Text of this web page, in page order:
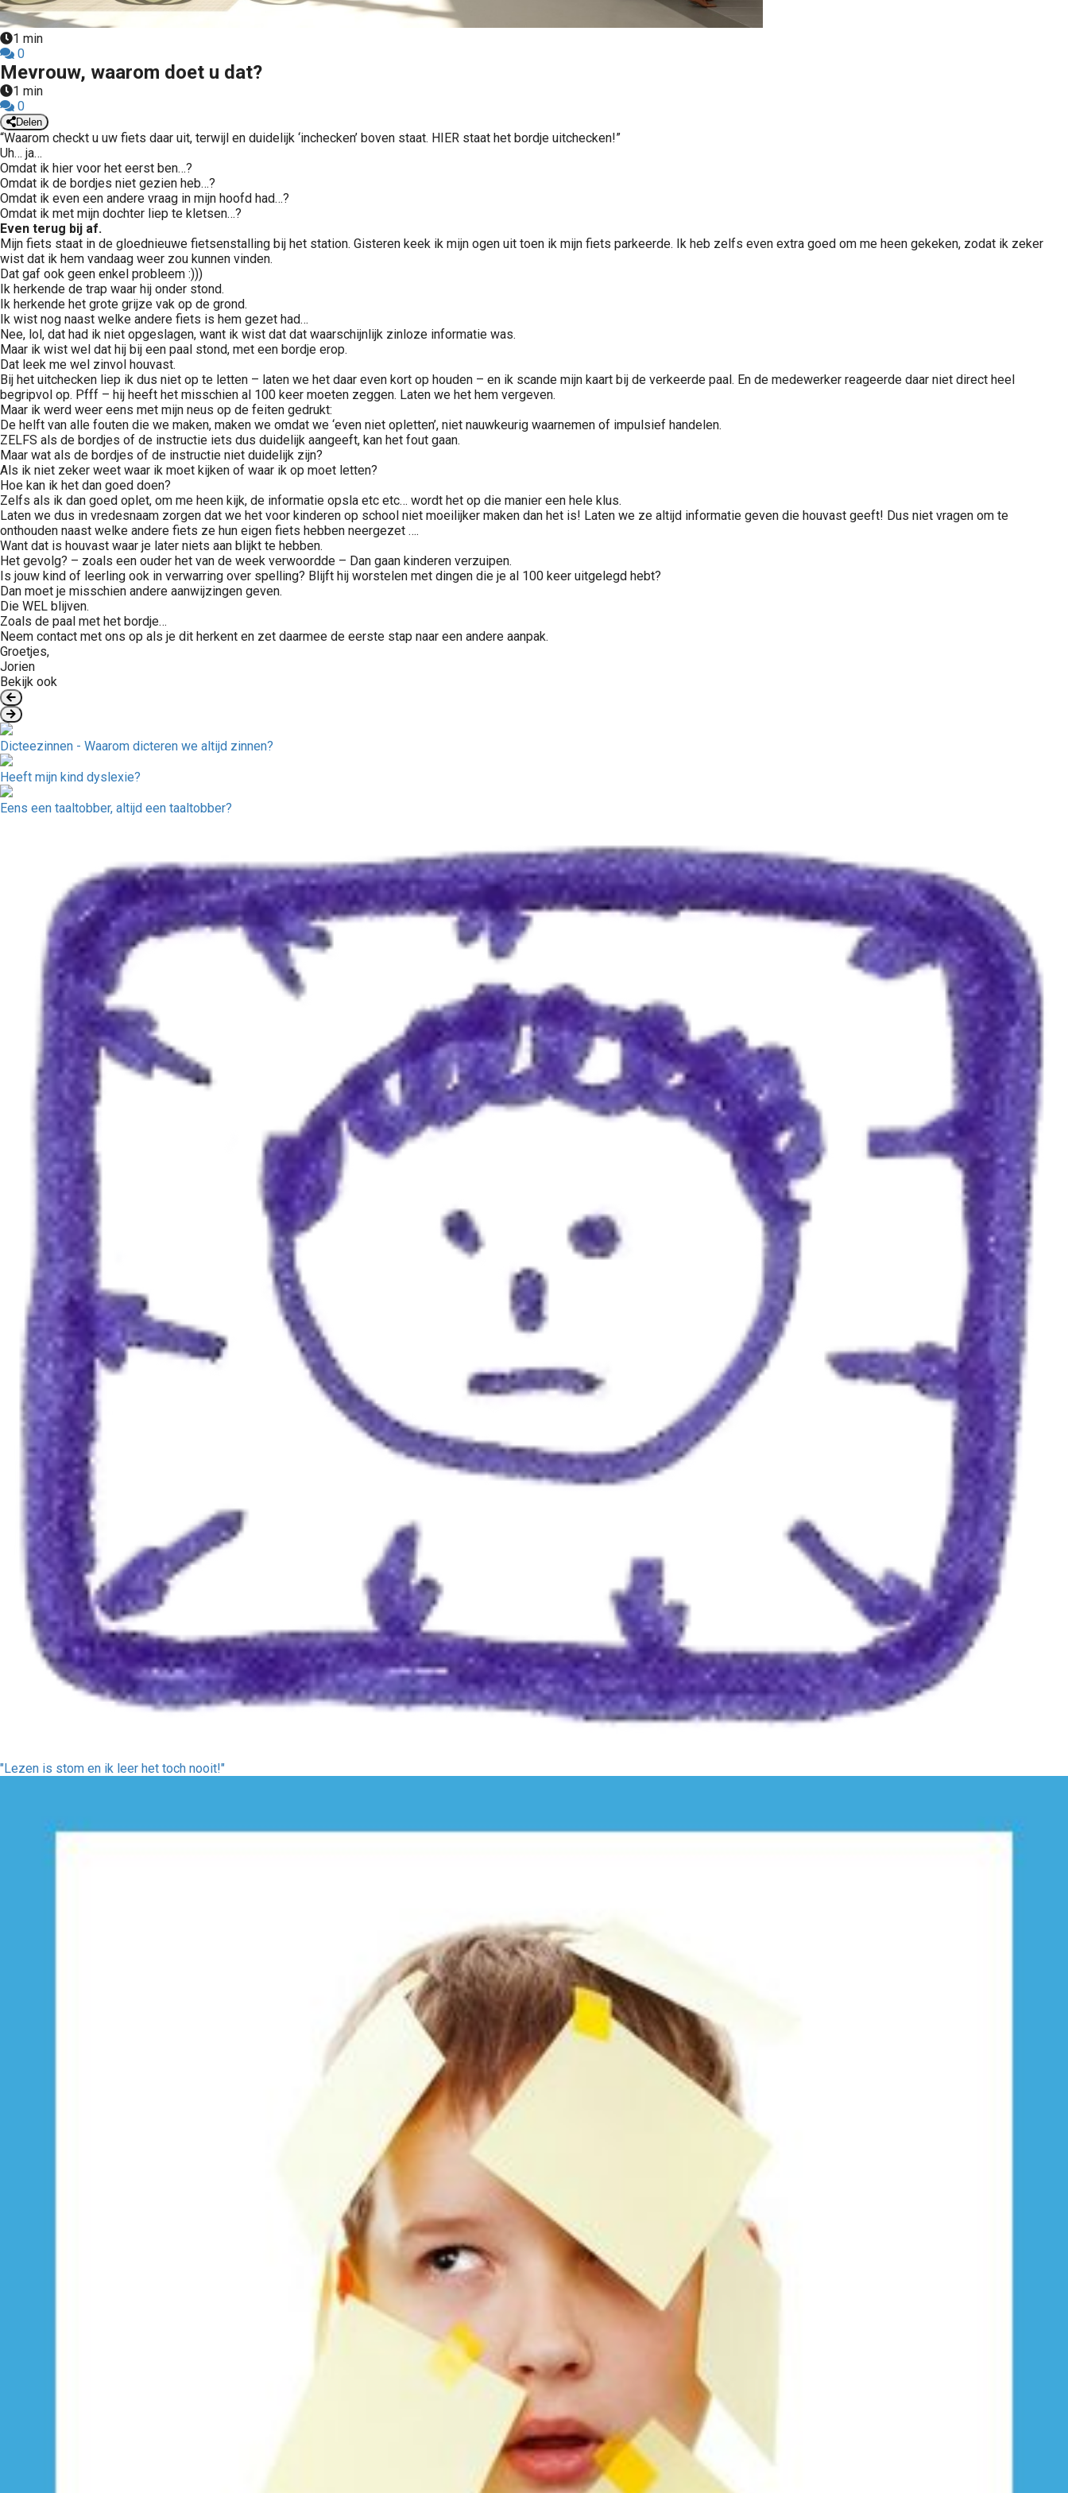
1 min
0
Mevrouw, waarom doet u dat?
1 min
0
Delen
“Waarom checkt u uw fiets daar uit, terwijl en duidelijk ‘inchecken’ boven staat. HIER staat het bordje uitchecken!”
Uh… ja…
Omdat ik hier voor het eerst ben…?
Omdat ik de bordjes niet gezien heb…?
Omdat ik even een andere vraag in mijn hoofd had…?
Omdat ik met mijn dochter liep te kletsen…?
Even terug bij af.
Mijn fiets staat in de gloednieuwe fietsenstalling bij het station. Gisteren keek ik mijn ogen uit toen ik mijn fiets parkeerde. Ik heb zelfs even extra goed om me heen gekeken, zodat ik zeker
wist dat ik hem vandaag weer zou kunnen vinden.
Dat gaf ook geen enkel probleem :)))
Ik herkende de trap waar hij onder stond.
Ik herkende het grote grijze vak op de grond.
Ik wist nog naast welke andere fiets is hem gezet had…
Nee, lol, dat had ik niet opgeslagen, want ik wist dat dat waarschijnlijk zinloze informatie was.
Maar ik wist wel dat hij bij een paal stond, met een bordje erop.
Dat leek me wel zinvol houvast.
Bij het uitchecken liep ik dus niet op te letten – laten we het daar even kort op houden – en ik scande mijn kaart bij de verkeerde paal. En de medewerker reageerde daar niet direct heel
begripvol op. Pfff – hij heeft het misschien al 100 keer moeten zeggen. Laten we het hem vergeven.
Maar ik werd weer eens met mijn neus op de feiten gedrukt:
De helft van alle fouten die we maken, maken we omdat we ‘even niet opletten’, niet nauwkeurig waarnemen of impulsief handelen.
ZELFS als de bordjes of de instructie iets dus duidelijk aangeeft, kan het fout gaan.
Maar wat als de bordjes of de instructie niet duidelijk zijn?
Als ik niet zeker weet waar ik moet kijken of waar ik op moet letten?
Hoe kan ik het dan goed doen?
Zelfs als ik dan goed oplet, om me heen kijk, de informatie opsla etc etc… wordt het op die manier een hele klus.
Laten we dus in vredesnaam zorgen dat we het voor kinderen op school niet moeilijker maken dan het is! Laten we ze altijd informatie geven die houvast geeft! Dus niet vragen om te
onthouden naast welke andere fiets ze hun eigen fiets hebben neergezet ….
Want dat is houvast waar je later niets aan blijkt te hebben.
Het gevolg? – zoals een ouder het van de week verwoordde – Dan gaan kinderen verzuipen.
Is jouw kind of leerling ook in verwarring over spelling? Blijft hij worstelen met dingen die je al 100 keer uitgelegd hebt?
Dan moet je misschien andere aanwijzingen geven.
Die WEL blijven.
Zoals de paal met het bordje…
Neem contact met ons op als je dit herkent en zet daarmee de eerste stap naar een andere aanpak.
Groetjes,
Jorien
Bekijk ook
Dicteezinnen - Waarom dicteren we altijd zinnen?
Heeft mijn kind dyslexie?
Eens een taaltobber, altijd een taaltobber?
"Lezen is stom en ik leer het toch nooit!"
opslaan